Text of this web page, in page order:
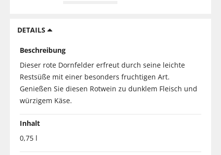
DETAILS
Beschreibung
Dieser rote Dornfelder erfreut durch seine leichte
Restsüße mit einer besonders fruchtigen Art.
Genießen Sie diesen Rotwein zu dunklem Fleisch und
würzigem Käse.
Inhalt
0,75 l